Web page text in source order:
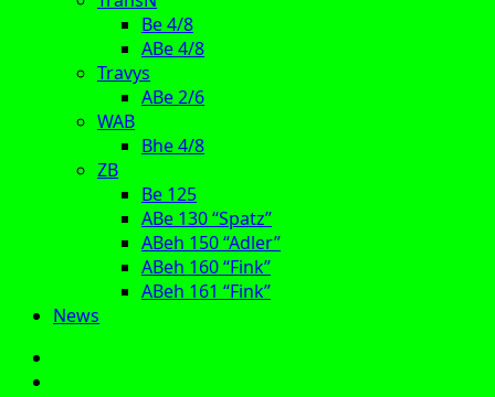
Be 4/8
ABe 4/8
Travys
ABe 2/6
WAB
Bhe 4/8
ZB
Be 125
ABe 130 “Spatz”
ABeh 150 “Adler”
ABeh 160 “Fink”
ABeh 161 “Fink”
News